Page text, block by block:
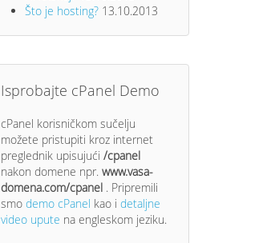
Što je hosting? 13.10.2013
Isprobajte cPanel Demo
cPanel korisničkom sučelju
možete pristupiti kroz internet
preglednik upisujući /cpanel
nakon domene npr. www.vasa-
domena.com/cpanel. Pripremili
smo demo cPanel kao i detaljne
video upute na engleskom jeziku.